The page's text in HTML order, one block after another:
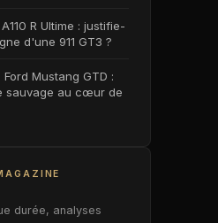
R Ultime : justifie-
d'une 911 GT3 ?
Mustang GTD :
sauvage au cœur de
durée, analyses